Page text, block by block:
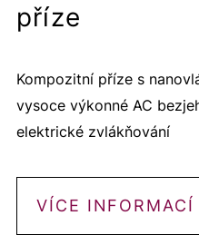
příze
Kompozitní příze s
vysoce výkonné AC
elektrické zvlákňování
VÍCE INFORMACÍ